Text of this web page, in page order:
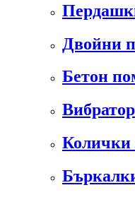
Двойни
Бетон
Колички